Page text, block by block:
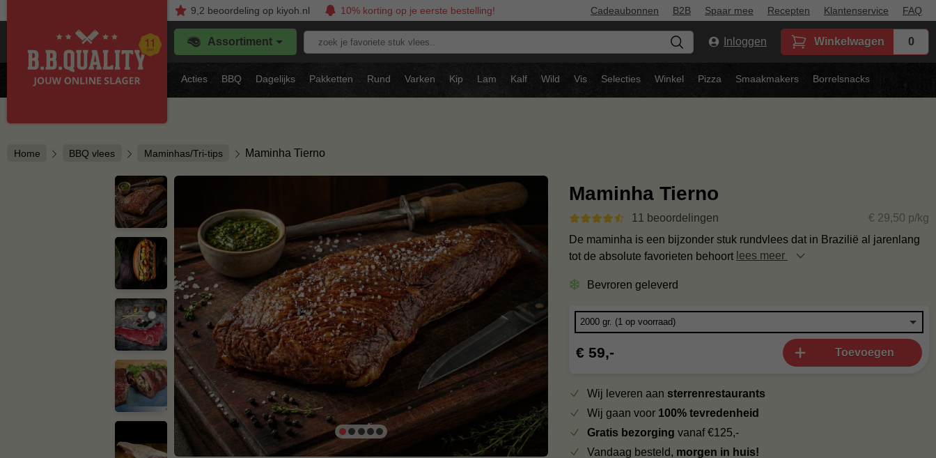
9,2 beoordelingop kiyoh.nl 10% korting op je eerste bestelling! Cadeaubonnen B2B Spaar mee Recepten Klantenservice FAQ
Assortiment
Zoek
stuk
vlees..
Inloggen Winkelwagen 0
Acties BBQ Dagelijks Pakketten Rund Varken Kip Lam Kalf Wild Vis Selecties Winkel Pizza Smaakmakers Borrelsnacks
Home BBQ vlees Maminhas/Tri-tips Maminha Tierno
Maminha Tierno
11 beoordelingen
€ 29,50 p/kg
De maminha is een bijzonder stuk rundvlees dat in Brazilië al jarenlang
tot de absolute favorieten behoort lees meer
Bevroren geleverd
€ 59,- Toevoegen
Wij leveren aan sterrenrestaurants
Wij gaan voor 100% tevredenheid
Gratis bezorging vanaf €125,-
Vandaag besteld, morgen in huis!